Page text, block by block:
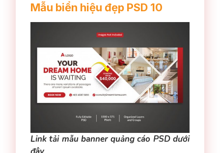
Mẫu biển hiệu đẹp PSD 10
Link tải mẫu banner quảng cáo PSD dưới